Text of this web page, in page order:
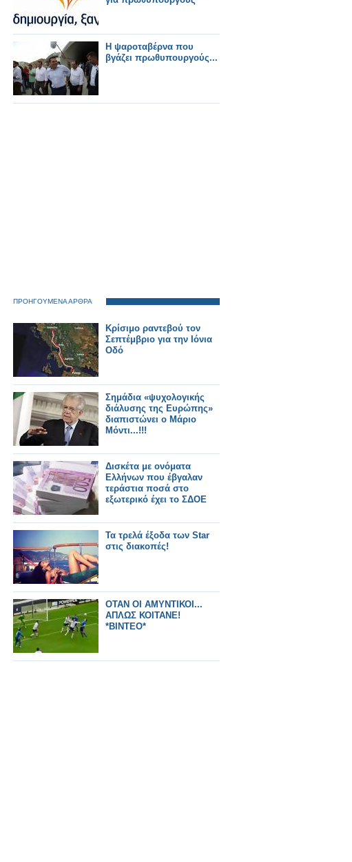
Η ψαροταβέρνα που
βγάζει πρωθυπουργούς...
ΠΡΟΗΓΟΥΜΕΝΑ ΑΡΘΡΑ
Κρίσιμο ραντεβού τον
Σεπτέμβριο για την Ιόνια
Οδό
Σημάδια «ψυχολογικής
διάλυσης της Ευρώπης»
διαπιστώνει ο Μάριο
Μόντι...!!!
Δισκέτα με ονόματα
Ελλήνων που έβγαλαν
τεράστια ποσά στο
εξωτερικό έχει το ΣΔΟΕ
Τα τρελά έξοδα των Star
στις διακοπές!
ΟΤΑΝ ΟΙ ΑΜΥΝΤΙΚΟΙ...
ΑΠΛΩΣ ΚΟΙΤΑΝΕ!
*ΒΙΝΤΕΟ*